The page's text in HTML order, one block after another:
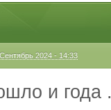
2024 - 14:33
и года